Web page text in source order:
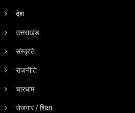
देश
उत्तराखंड
संस्कृति
राजनीति
चारधाम
रोजगार / शिक्षा